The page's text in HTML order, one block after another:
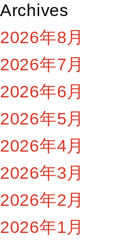
Archives
2026年8月
2026年7月
2026年6月
2026年5月
2026年4月
2026年3月
2026年2月
2026年1月